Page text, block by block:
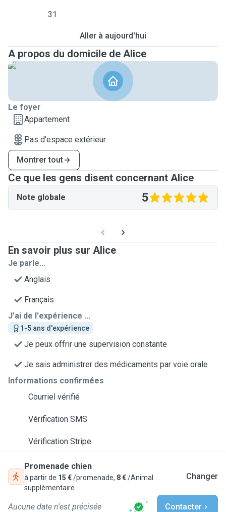
31
Aller à aujourd'hui
A propos du domicile de Alice
Le foyer
Appartement
Pas d'espace extérieur
Montrer tout
Ce que les gens disent concernant Alice
Note globale 5
En savoir plus sur Alice
Je parle...
Anglais
Français
J'ai de l'expérience ...
1-5 ans d'expérience
Je peux offrir une supervision constante
Je sais administrer des médicaments par voie orale
Informations confirmées
Courriel vérifié
Vérification SMS
Vérification Stripe
Promenade chien
à partir de 15 €/promenade, 8 €/Animal
supplémentaire
Changer
Aucune date n'est précisée Contacter